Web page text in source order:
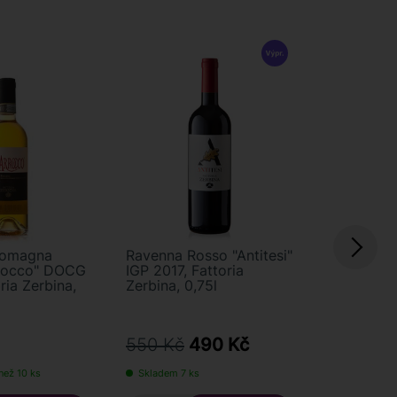
DOCG
Zerbina,
10 ks
Ravenna Rosso "Antitesi"
IGP 2017, Fattoria
Zerbina, 0,75l
550 Kč 490 Kč
Skladem 7 ks
Ravenna